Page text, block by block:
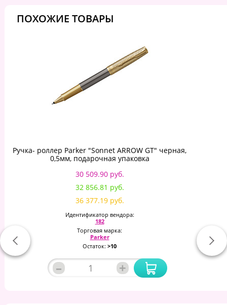
ПОХОЖИЕ ТОВАРЫ
Ручка- роллер Parker "Sonnet ARROW GT" черная,
0,5мм, подарочная упаковка
30 509.90 руб.
32 856.81 руб.
36 377.19 руб.
Идентификатор вендора:
182
Торговая марка:
Parker
Остаток: >10
– +